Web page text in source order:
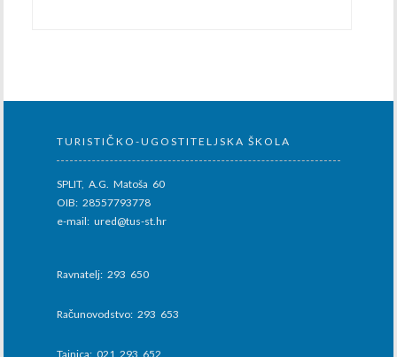
TURISTIČKO-UGOSTITELJSKA ŠKOLA
SPLIT, A.G. Matoša 60
OIB: 28557793778
e-mail: ured@tus-st.hr
Ravnatelj: 293 650
Računovodstvo: 293 653
Tajnica: 021 293 652